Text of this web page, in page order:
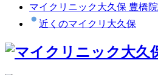
マイクリニック大久保 豊橋院
近くのマイクリ大久保